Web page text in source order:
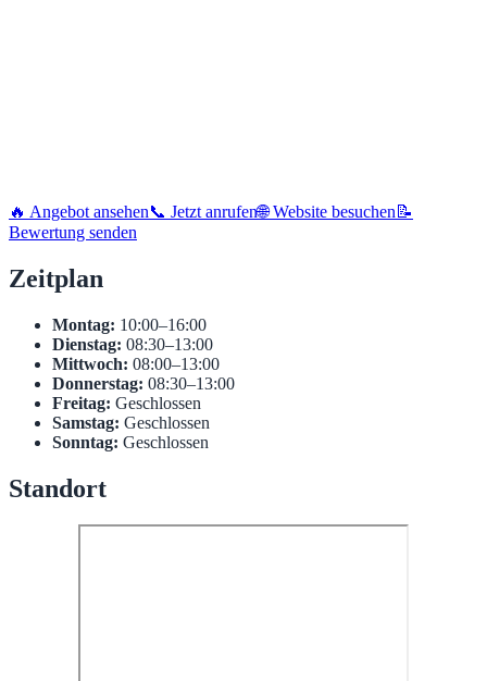
🔥 Angebot ansehen📞 Jetzt anrufen🌐 Website besuchen 📝
Bewertung senden
Zeitplan
Montag: 10:00–16:00
Dienstag: 08:30–13:00
Mittwoch: 08:00–13:00
Donnerstag: 08:30–13:00
Freitag: Geschlossen
Samstag: Geschlossen
Sonntag: Geschlossen
Standort